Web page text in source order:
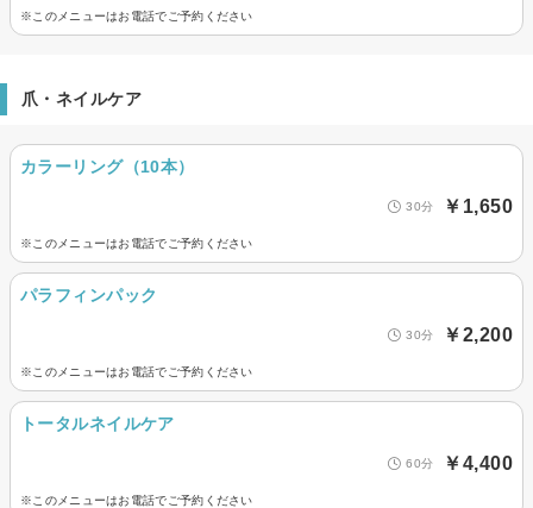
※このメニューはお電話でご予約ください
爪・ネイルケア
カラーリング（10本）
30分 ￥1,650
※このメニューはお電話でご予約ください
パラフィンパック
30分 ￥2,200
※このメニューはお電話でご予約ください
トータルネイルケア
60分 ￥4,400
※このメニューはお電話でご予約ください